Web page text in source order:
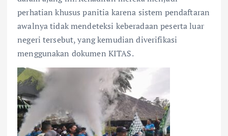
perhatian khusus panitia karena sistem pendaftaran
awalnya tidak mendeteksi keberadaan peserta luar
negeri tersebut, yang kemudian diverifikasi
menggunakan dokumen KITAS.